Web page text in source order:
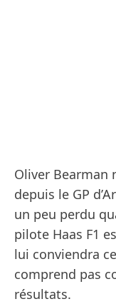
Oliver Bearman
depuis le GP
un peu perdu
pilote Haas F1
lui conviendra
comprend pas
résultats.